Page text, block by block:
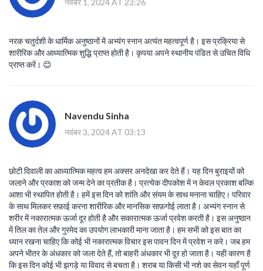
नरक चतुर्दशी के धार्मिक अनुष्ठानों में अभ्यंग स्नान अत्यंत महत्वपूर्ण है। इस प्रक्रिया से
शारीरिक और आध्यात्मिक शुद्धि प्राप्त होती है। कृपया अपने स्थानीय पंडित से उचित विधि
प्राप्त करें। 😊
Navendu Sinha
नवंबर 3, 2024 AT 03:13
छोटी दिवाली का आध्यात्मिक महत्व हम अक्सर अनदेखा कर देते हैं। यह दिन बुराइयों को
जलाने और प्रकाश को जन्म देने का प्रतीक है। प्रत्येक दीपकोश में न केवल प्रकाश बल्कि
आशा भी स्थापित होती है। हमें इस दिन को शांति और संयम के साथ मनाना चाहिए। परिवार
के साथ मिलकर सफ़ाई करना शारीरिक और मानसिक साफ़गोई लाता है। अभ्यंग स्नान से
शरीर में नकारात्मक ऊर्जा दूर होती है और सकारात्मक ऊर्जा प्रवेश करती है। इस अनुष्ठान
में तिल का तेल और गुरमेद का उपयोग लाभकारी माना जाता है। हम सभी को इस बात का
ध्यान रखना चाहिए कि कोई भी नकारात्मक विचार इस पावन दिन में प्रवेश न करे। जब हम
अपने भीतर के अंधकार को जला देते हैं, तो बाहरी अंधकार भी दूर हो जाता है। यही कारण है
कि इस दिन कोई भी झगड़े या विवाद से बचता है। शराब या किसी भी नशे का सेवन यहाँ पूर्ण